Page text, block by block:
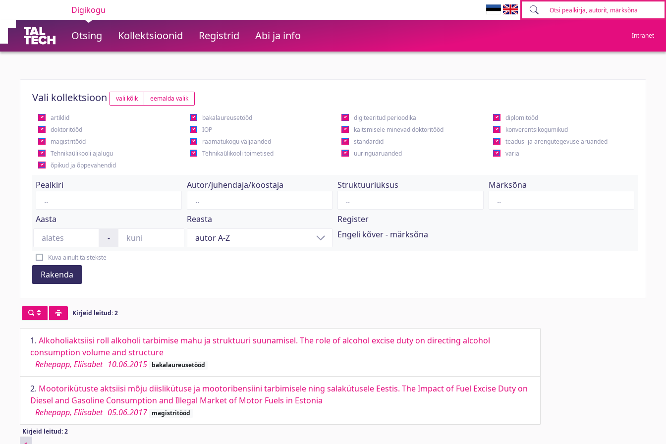
Digikogu
Otsing Kollektsioonid Registrid Abi ja info Intranet
Vali kollektsioon vali kõik eemalda valik
artiklid bakalaureusetööd digiteeritud perioodika
diplomitööd
doktoritööd
IOP kaitsmisele minevad doktoritööd
konverentsikogumikud
magistritööd
raamatukogu väljaanded standardid
teadus- ja arengutegevuse aruanded
Tehnikaülikooli ajalugu
Tehnikaülikooli toimetised uuringuaruanded
varia
õpikud ja õppevahendid
Pealkiri Autor/juhendaja/koostaja Struktuuriüksus Märksõna
Aasta
-
Reasta
Register
Engeli kõver - märksõna
Kuva ainult täistekste
Rakenda
Kirjeid leitud: 2
1. Alkoholiaktsiisi roll alkoholi tarbimise mahu ja struktuuri suunamisel. The role of alcohol excise duty on directing alcohol
consumption volume and structure
Rehepapp, Eliisabet 10.06.2015 bakalaureusetööd
2. Mootorikütuste aktsiisi mõju diislikütuse ja mootoribensiini tarbimisele ning salakütusele Eestis. The Impact of Fuel Excise Duty on
Diesel and Gasoline Consumption and Illegal Market of Motor Fuels in Estonia
Rehepapp, Eliisabet 05.06.2017 magistritööd
Kirjeid leitud: 2